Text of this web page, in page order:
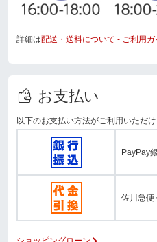
詳細は配送・送料について - ご利用ガ
お支払い
以下のお支払い方法がご利用いただけ
PayPay
佐川急便